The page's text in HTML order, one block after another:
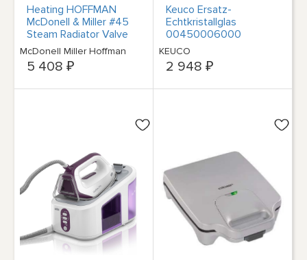
Heating HOFFMAN
McDonell & Miller #45
Steam Radiator Valve
512095
McDonell Miller Hoffman
5 408 ₽
Keuco Ersatz-
Echtkristallglas
00450006000
потеряет
KEUCO
2 948 ₽